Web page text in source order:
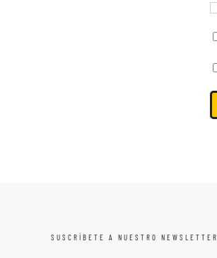
SUSCRÍBETE A NUESTRO NEWSLETTER